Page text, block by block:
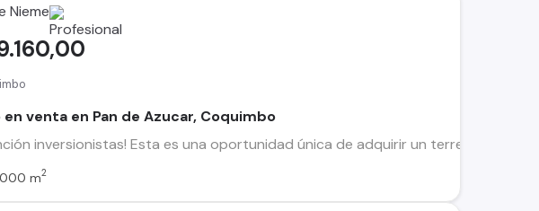
Nieme
en venta en Pan de Azucar, Coquimbo
inversionistas! Esta es una oportunidad única de adquirir un terreno de
m2